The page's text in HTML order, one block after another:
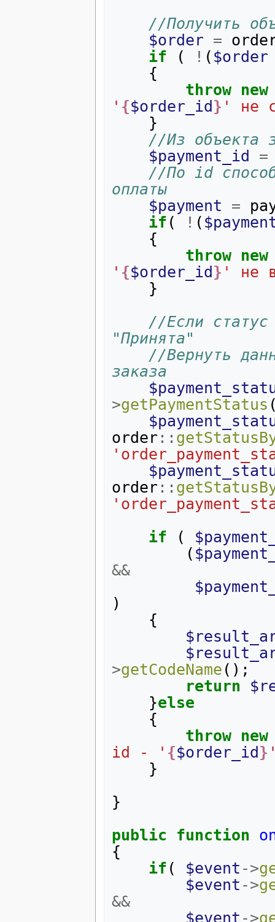
//Получить
$order =
if
( ! ( $order
{
throw new
' {$order_id} ' не
}
//Из объекта
$payment_id
=
//По id
оплаты
$payment
=
if ( ! (
{
throw new
' {$order_id} ' не
}
//Если статус
"Принята"
//Вернуть
заказа
>getPaymentStatus
order ::
order ::
if
(
(
&&
)
{
>getCodeName ();
return
}else
{
throw new
id - ' {$order_id}
}
}
public
function
{
if ( $event ->
$event ->
&&
$event ->